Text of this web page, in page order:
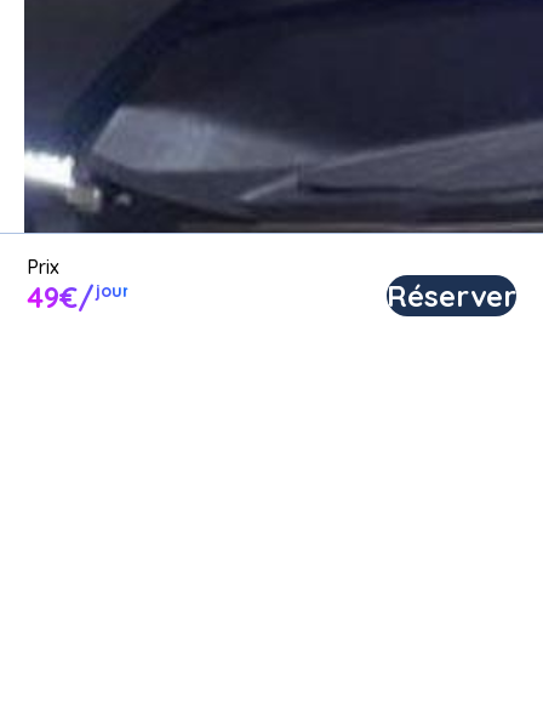
Réserver
Prix
49€/jour
Poster une annonce